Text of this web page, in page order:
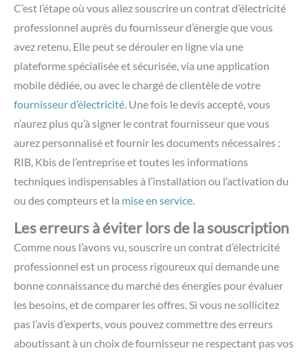
C’est l’étape où vous allez souscrire un contrat d’électricité
professionnel auprès du fournisseur d’énergie que vous
avez retenu. Elle peut se dérouler en ligne via une
plateforme spécialisée et sécurisée, via une application
mobile dédiée, ou avec le chargé de clientèle de votre
fournisseur d’électricité . Une fois le devis accepté, vous
n’aurez plus qu’à signer le contrat fournisseur que vous
aurez personnalisé et fournir les documents nécessaires :
RIB, Kbis de l’entreprise et toutes les informations
techniques indispensables à l’installation ou l’activation du
ou des compteurs et la mise en service.
Les erreurs à éviter lors de la souscription
Comme nous l’avons vu, souscrire un contrat d’électricité
professionnel est un process rigoureux qui demande une
bonne connaissance du marché des énergies pour évaluer
les besoins, et de comparer les offres. Si vous ne sollicitez
pas l’avis d’experts, vous pouvez commettre des erreurs
aboutissant à un choix de fournisseur ne respectant pas vos